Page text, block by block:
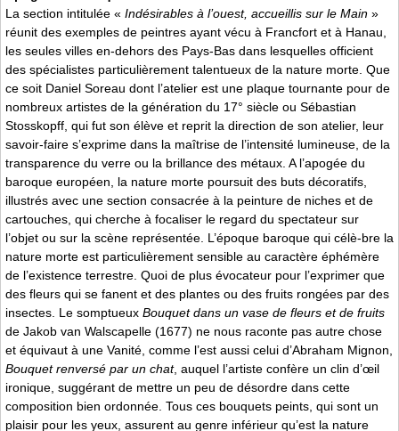
La section intitulée « Indésirables à l’ouest, accueillis sur le Main »
réunit des exemples de peintres ayant vécu à Francfort et à Hanau,
les seules villes en-dehors des Pays-Bas dans lesquelles officient
des spécialistes particulièrement talentueux de la nature morte. Que
ce soit Daniel Soreau dont l’atelier est une plaque tournante pour de
nombreux artistes de la génération du 17° siècle ou Sébastian
Stosskopff, qui fut son élève et reprit la direction de son atelier, leur
savoir-faire s’exprime dans la maîtrise de l’intensité lumineuse, de la
transparence du verre ou la brillance des métaux. A l’apogée du
baroque européen, la nature morte poursuit des buts décoratifs,
illustrés avec une section consacrée à la peinture de niches et de
cartouches, qui cherche à focaliser le regard du spectateur sur
l’objet ou sur la scène représentée. L’époque baroque qui célè-bre la
nature morte est particulièrement sensible au caractère éphémère
de l’existence terrestre. Quoi de plus évocateur pour l’exprimer que
des fleurs qui se fanent et des plantes ou des fruits rongées par des
insectes. Le somptueux Bouquet dans un vase de fleurs et de fruits
de Jakob van Walscapelle (1677) ne nous raconte pas autre chose
et équivaut à une Vanité, comme l’est aussi celui d’Abraham Mignon,
Bouquet renversé par un chat, auquel l’artiste confère un clin d’œil
ironique, suggérant de mettre un peu de désordre dans cette
composition bien ordonnée. Tous ces bouquets peints, qui sont un
plaisir pour les yeux, assurent au genre inférieur qu’est la nature